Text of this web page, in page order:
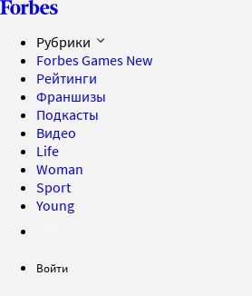
Рубрики
Forbes Games New
Рейтинги
Франшизы
Подкасты
Видео
Life
Woman
Sport
Young
Войти